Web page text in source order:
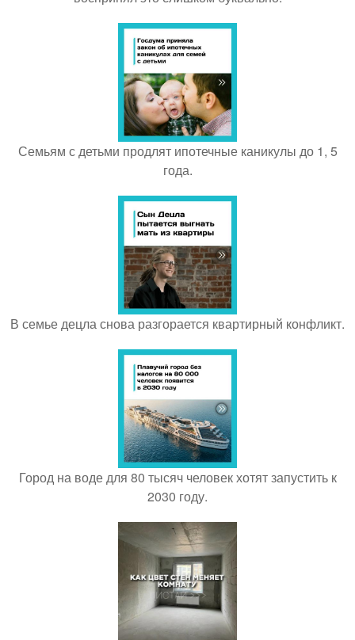
Семьям с детьми продлят ипотечные каникулы до 1, 5
года.
В семье децла снова разгорается квартирный конфликт.
Город на воде для 80 тысяч человек хотят запустить к
2030 году.